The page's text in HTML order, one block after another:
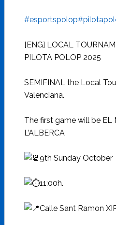
#esportspolop
[ENG] LOCAL
PILOTA POLOP 2025
SEMIFINAL the Local
Valenciana.
The first game will be EL
L’ALBERCA
9th Sunday October
11:00h.
Calle Sant Ramon